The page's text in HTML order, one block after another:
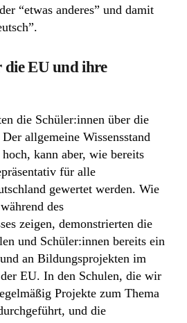
“etwas anderes” und damit
die EU und ihre
die Schüler:innen über die
allgemeine Wissensstand
kann aber, wie bereits
für alle
gewertet werden. Wie
des
zeigen, demonstrierten die
und Schüler:innen bereits ein
an Bildungsprojekten im
EU. In den Schulen, die wir
Projekte zum Thema
und die